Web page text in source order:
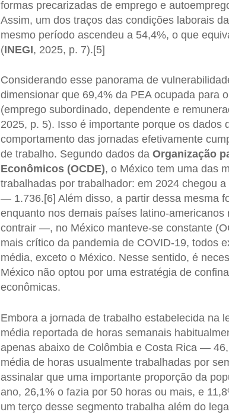
formas precarizadas de emprego e
Assim, um dos traços das condições laborais
mesmo período ascendeu a 54,4%, o que
(INEGI, 2025, p. 7).[5]
Considerando esse panorama de
dimensionar que 69,4% da PEA ocupada para
(emprego subordinado, dependente e
2025, p. 5). Isso é importante porque os
comportamento das jornadas efetivamente
de trabalho. Segundo dados da Organização
Econômicos (OCDE), o México tem uma das
trabalhadas por trabalhador: em 2024 chegou
— 1.736.[6] Além disso, a partir dessa mesma
enquanto nos demais países latino-
contrair —, no México manteve-se constante
mais crítico da pandemia de COVID-19, todos
média, exceto o México. Nesse sentido, é
México não optou por uma estratégia de
econômicas.
Embora a jornada de trabalho estabelecida na
média reportada de horas semanais
apenas abaixo de Colômbia e Costa Rica —
média de horas usualmente trabalhadas por
assinalar que uma importante proporção da
ano, 26,1% o fazia por 50 horas ou mais, e
um terço desse segmento trabalha além do